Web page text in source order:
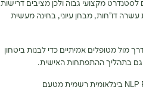
לסטנדרט מקצועי גבוה ולכן מציבים דרישות
בהדרכות, הגשת עשרה דו”חות, מבחן עיוני, בחינה מעשית
מול מטופלים אמיתיים כדי לבנות ביטחון
גם בתהליך ההתפתחות האישית.
לבוגרות ולבוגרים שמסיימים בהצלחה מוענקת תעודת NLP Practitioner בינלאומית רשמית מטעם